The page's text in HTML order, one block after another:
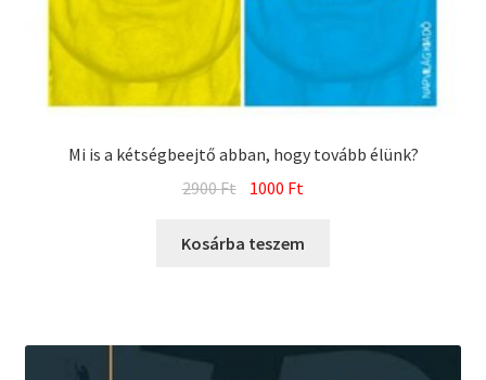
Mi is a kétségbeejtő abban, hogy tovább élünk?
2900Ft Original
was:
1000 Ft
is:
Kosárba teszem